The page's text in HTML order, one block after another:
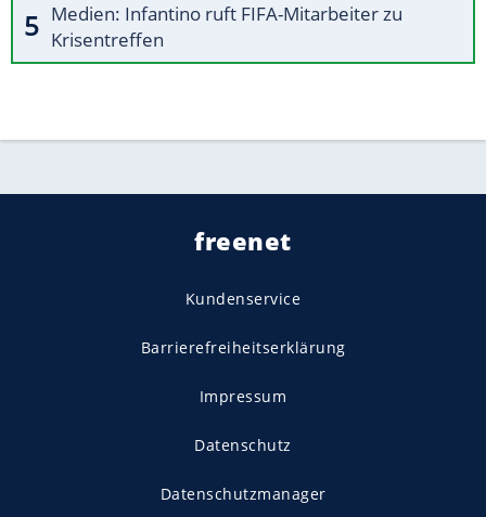
Medien: Infantino ruft FIFA-Mitarbeiter zu
Krisentreffen
freenet
Kundenservice
Barrierefreiheitserklärung
Impressum
Datenschutz
Datenschutzmanager